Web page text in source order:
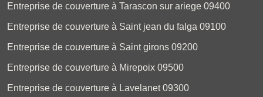
Entreprise de couverture à Tarascon sur ariege 09400
Entreprise de couverture à Saint jean du falga 09100
Entreprise de couverture à Saint girons 09200
Entreprise de couverture à Mirepoix 09500
Entreprise de couverture à Lavelanet 09300